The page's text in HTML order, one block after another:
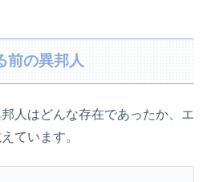
前の異邦人
人はどんな存在であったか、エ
ています。